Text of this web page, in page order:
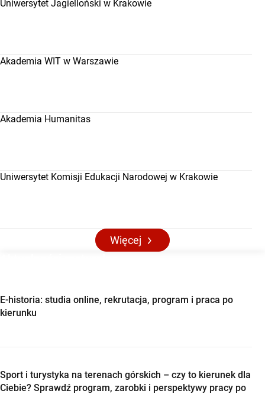
Uniwersytet Jagielloński w Krakowie
Akademia WIT w Warszawie
Akademia Humanitas
Uniwersytet Komisji Edukacji Narodowej w Krakowie
Więcej
E-historia: studia online, rekrutacja, program i praca po
kierunku
Sport i turystyka na terenach górskich – czy to kierunek dla
Ciebie? Sprawdź program, zarobki i perspektywy pracy po